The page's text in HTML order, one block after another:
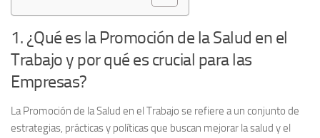
1. ¿Qué es la Promoción de la Salud en el
Trabajo y por qué es crucial para las
Empresas?
LaPromoción de la Salud en el Trabajo se refiere a un conjunto de
estrategias, prácticas y políticas que buscan mejorar la salud y el